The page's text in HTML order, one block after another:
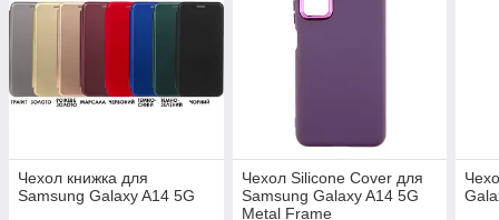
Чехол книжка для
Samsung Galaxy A14 5G
Чехол Silicone Cover для
Samsung Galaxy A14 5G
Metal Frame